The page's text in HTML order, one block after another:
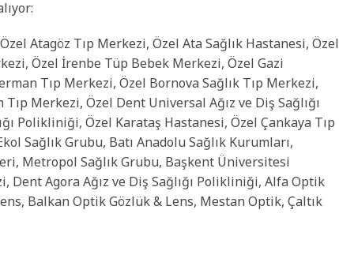
Atagöz Tıp Merkezi, Özel Ata Sağlık Hastanesi, Özel
Özel İrenbe Tüp Bebek Merkezi, Özel Gazi
Tıp Merkezi, Özel Bornova Sağlık Tıp Merkezi,
Merkezi, Özel Dent Universal Ağız ve Diş Sağlığı
Polikliniği, Özel Karataş Hastanesi, Özel Çankaya Tıp
Sağlık Grubu, Batı Anadolu Sağlık Kurumları,
Metropol Sağlık Grubu, Başkent Üniversitesi
Dent Agora Ağız ve Diş Sağlığı Polikliniği, Alfa Optik
Balkan Optik Gözlük & Lens, Mestan Optik, Çaltık